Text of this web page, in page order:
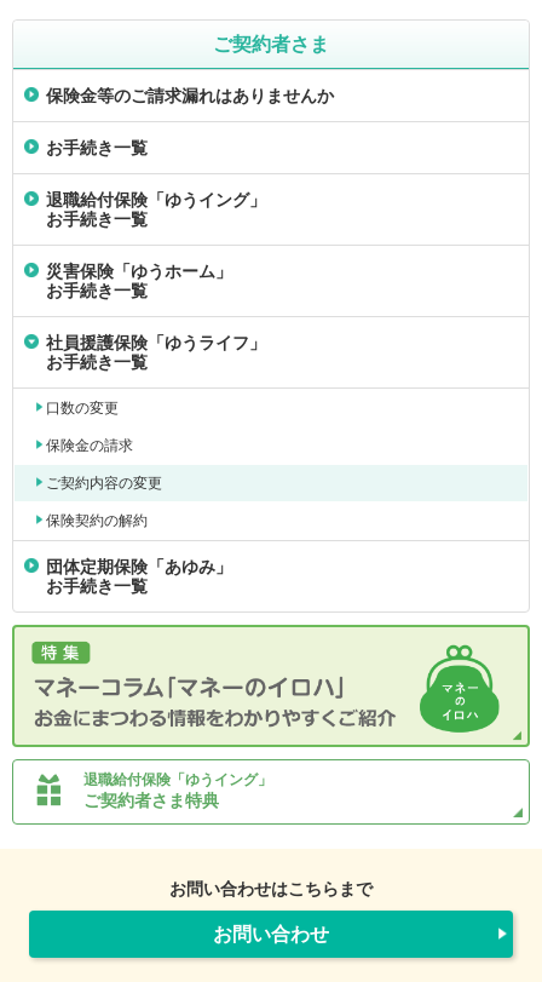
ご契約者さま
保険金等のご請求漏れはありませんか
お手続き一覧
退職給付保険「ゆうイング」
お手続き一覧
災害保険「ゆうホーム」
お手続き一覧
社員援護保険「ゆうライフ」
お手続き一覧
口数の変更
保険金の請求
ご契約内容の変更
保険契約の解約
団体定期保険「あゆみ」
お手続き一覧
退職給付保険「ゆうイング」
ご契約者さま特典
お問い合わせはこちらまで
お問い合わせ